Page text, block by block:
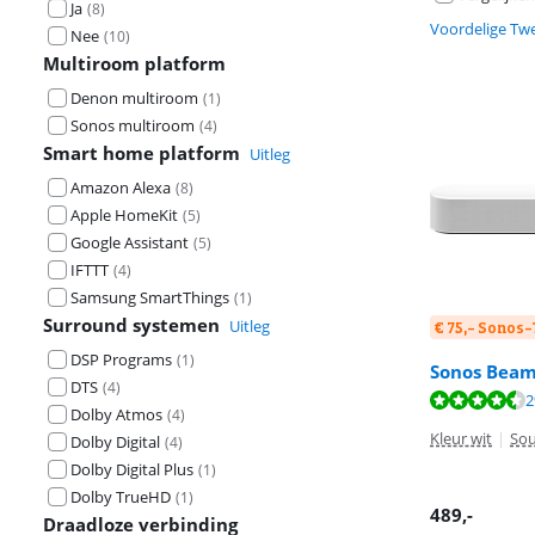
Ja (8)
Nee (10)
Multiroom platform
Denon multiroom (1)
Sonos multiroom (4)
Smart home platform Uitleg
Amazon Alexa (8)
Apple HomeKit (5)
Google Assistant (5)
IFTTT (4)
Samsung SmartThings (1)
Surround systemen Uitleg
DSP Programs (1)
DTS (4)
Dolby Atmos (4)
Dolby Digital (4)
Dolby Digital Plus (1)
Dolby TrueHD (1)
Draadloze verbinding
Voordelige
€ 75,- Sonos-
Sonos
Beoordeling is
Kleur wit |
489,-
Beoordeling is
Beoordeling is